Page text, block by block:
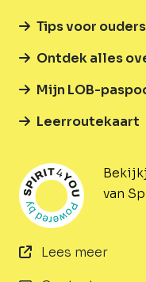
van
Lees meer
Tips voor ouders
Ontdek alles
Mijn LOB-
Leerroutekaart